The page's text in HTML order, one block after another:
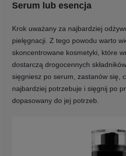
Serum lub esencja
Krok uważany za najbardziej
pielęgnacji. Z tego powodu warto
skoncentrowane kosmetyki, które
dostarczą drogocennych
sięgniesz po serum, zastanów się,
najbardziej potrzebuje i sięgnij po
dopasowany do jej potrzeb.